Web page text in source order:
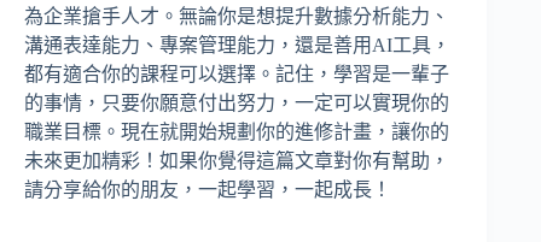
為企業搶手人才。無論你是想提升數據分析能力、
溝通表達能力、專案管理能力，還是善用AI工具，
都有適合你的課程可以選擇。記住，學習是一輩子
的事情，只要你願意付出努力，一定可以實現你的
職業目標。現在就開始規劃你的進修計畫，讓你的
未來更加精彩！如果你覺得這篇文章對你有幫助，
請分享給你的朋友，一起學習，一起成長！